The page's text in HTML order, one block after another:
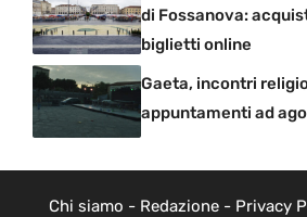
di Fossanova:
biglietti online
Gaeta, incontri
appuntamenti ad
Chi siamo - Redazione- Privacy